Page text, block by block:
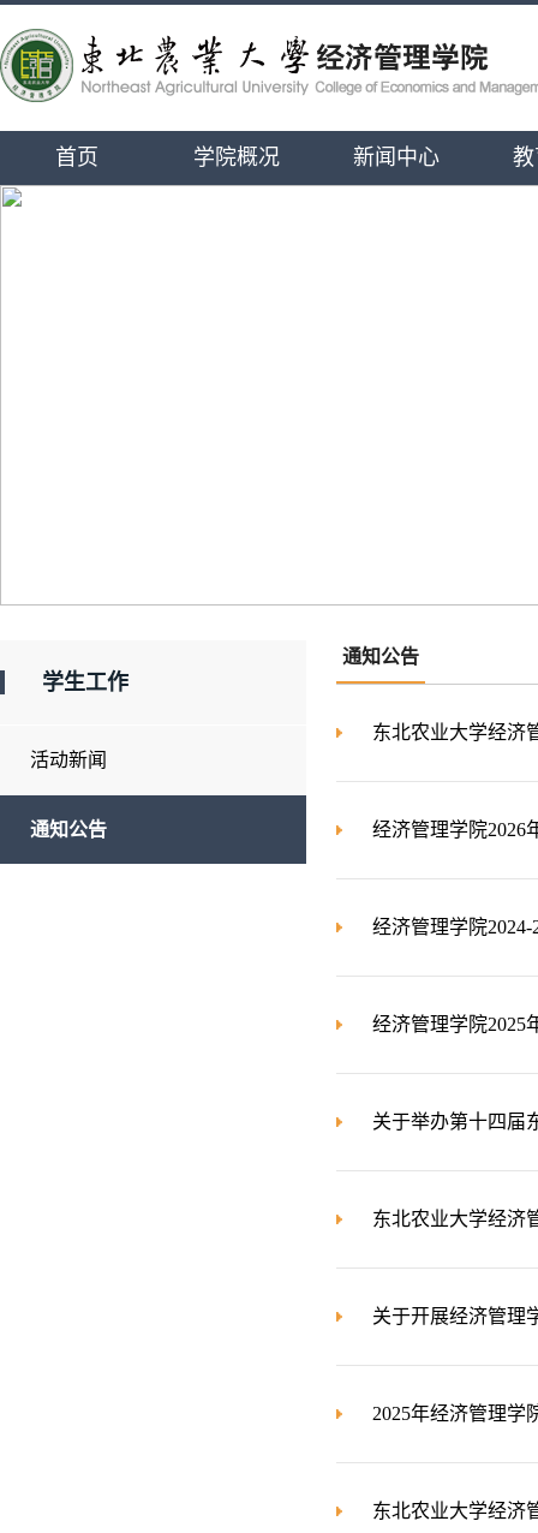
首页 学院概况 新闻中心
学生工作
活动新闻
通知公告
通知公告
东北农业大学经济
经济管理学院2026
经济管理学院
经济管理学院2025
关于举办第十四届
东北农业大学经济
关于开展经济管理
2025年经济管理学
东北农业大学经济